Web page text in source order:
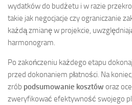
wydatków do budżetu i w razie
takie jak negocjacje czy ograniczanie
każdą zmianę w projekcie,
harmonogram.
Po zakończeniu każdego etapu
przed dokonaniem płatności. Na
zrób podsumowanie kosztów oraz
zweryfikować efektywność swojego